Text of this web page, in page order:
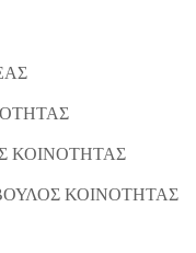
ΚΟΙΝΟΤΗΤΑΣ
ΚΟΙΝΟΤΗΤΑΣ